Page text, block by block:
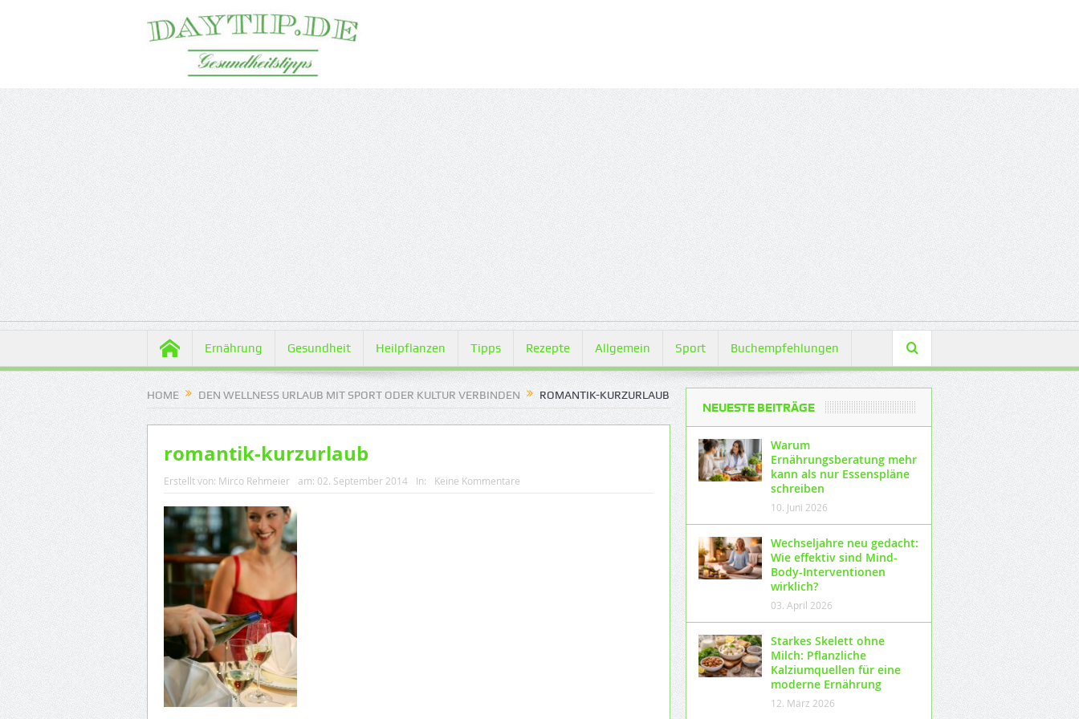
Ernährung Gesundheit Heilpflanzen Tipps Rezepte Allgemein Sport Buchempfehlungen
HOME DEN WELLNESS URLAUB MIT SPORT ODER KULTUR VERBINDEN ROMANTIK-KURZURLAUB
romantik-kurzurlaub
Erstellt von: Mirco Rehmeier am: 02. September 2014 In: Keine Kommentare
NEUESTE BEITRÄGE
Warum
Ernährungsberatung mehr
kann als nur Essenspläne
schreiben
10. Juni 2026
Wechseljahre neu gedacht:
Wie effektiv sind Mind-
Body-Interventionen
wirklich?
03. April 2026
Starkes Skelett ohne
Milch: Pflanzliche
Kalziumquellen für eine
moderne Ernährung
12. März 2026